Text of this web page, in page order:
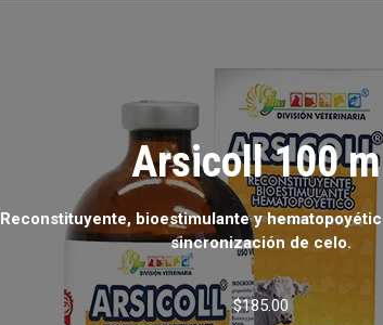
Arsicoll 100
Reconstituyente, bioestimulante y
sincronización de celo.
$185.00